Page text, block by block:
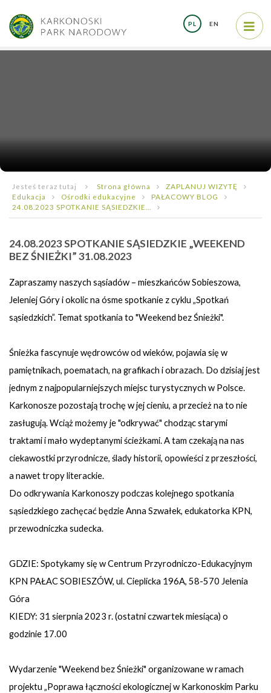
PL EN
Jesteś teraz tutaj Strona główna
ZAPLANUJ WIZYTĘ
Edukacja
Ośrodki edukacyjne
PAŁACOWY BLOG
24.08.2023 SPOTKANIE SĄSIEDZKIE...
24.08.2023 SPOTKANIE SĄSIEDZKIE „WEEKEND
BEZ ŚNIEŻKI” 31.08.2023
Zapraszamy naszych sąsiadów – mieszkańców Sobieszowa,
Jeleniej Góry i okolic na ósme spotkanie z cyklu „Spotkań
sąsiedzkich”. Temat spotkania to "Weekend bez Śnieżki".
Śnieżka fascynuje wędrowców od wieków, pojawia się w
pamiętnikach, poematach, na grafikach i obrazach. Do dzisiaj jest
jednym z najpopularniejszych miejsc turystycznych w Polsce.
Karkonosze pozostają trochę w jej cieniu, a przecież na to nie
zasługują. Wciąż możemy je "odkrywać" chodząc starymi
traktami i mało wydeptanymi ścieżkami. A tam czekają na nas
ciekawostki przyrodnicze, ślady historii, opowieści z przeszłości,
a nawet tropy literackie.
Do odkrywania Karkonoszy podczas kolejnego spotkania
sąsiedzkiego zachęcać będzie Anna Szwałek, edukatorka KPN,
przewodniczka sudecka.
GDZIE: Spotykamy się w Centrum Przyrodniczo-Edukacyjnym
KPN PAŁAC SOBIESZÓW, ul. Cieplicka 196A, 58-570 Jelenia
Góra
KIEDY: 31 sierpnia 2023 r. (ostatni czwartek miesiąca) o
godzinie 17.00
Wydarzenie "Weekend bez Śnieżki" organizowane w ramach
projektu „Poprawa łączności ekologicznej w Karkonoskim Parku